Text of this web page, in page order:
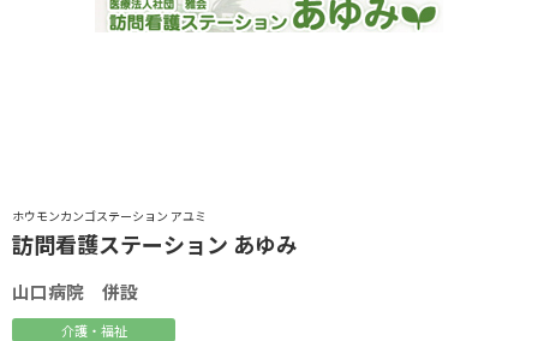
ホウモンカンゴステーション アユミ
訪問看護ステーション あゆみ
山口病院 併設
介護・福祉